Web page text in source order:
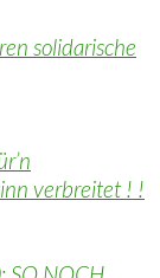
solidarische
verbreitet ! !